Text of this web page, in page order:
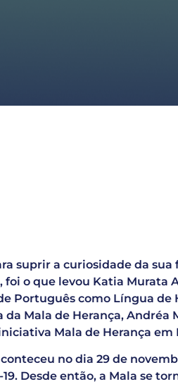
suprir a curiosidade da sua
o que levou Katia Murata
Português como Língua de
Mala de Herança, Andréa
Mala de Herança em
no dia 29 de
Desde então, a Mala se